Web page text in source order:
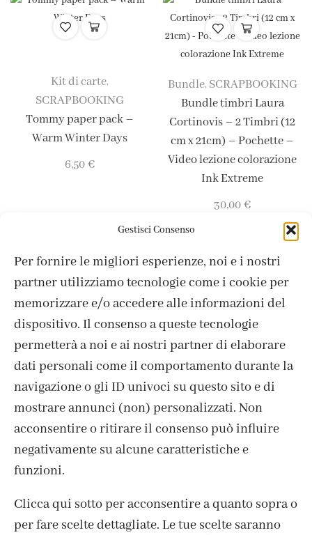
Gestisci Consenso
Per fornire le migliori esperienze, noi e i nostri
partner utilizziamo tecnologie come i cookie per
memorizzare e/o accedere alle informazioni del
dispositivo. Il consenso a queste tecnologie
permetterà a noi e ai nostri partner di elaborare
dati personali come il comportamento durante la
navigazione o gli ID univoci su questo sito e di
mostrare annunci (non) personalizzati. Non
acconsentire o ritirare il consenso può influire
negativamente su alcune caratteristiche e
funzioni.
Clicca qui sotto per acconsentire a quanto sopra o
per fare scelte dettagliate. Le tue scelte saranno
Kit di carte,
SCRAPBOOKING
Tommy paper pack –
Warm Winter Days
6,50€
Bundle, SCRAPBOOKING
Bundle timbri Laura
Cortinovis – 2 Timbri (12
cm x 21cm) – Pochette –
Video lezione colorazione
Ink Extreme
30,00€
ISCRIVITI ALLA NEWSLETTER